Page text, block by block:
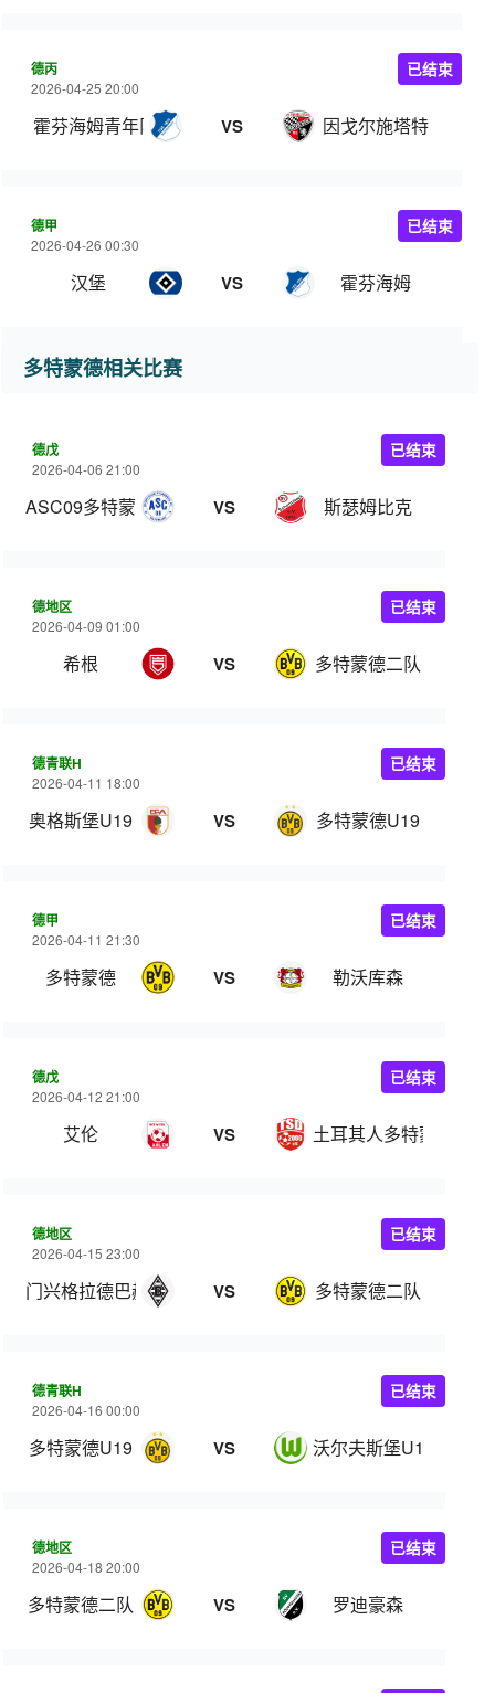
德丙
2026-04-25 20:00
霍芬海姆青年队 VS 因戈尔施塔特
已结束
德甲
2026-04-26 00:30
汉堡 VS 霍芬海姆
已结束
多特蒙德相关比赛
德戊
2026-04-06 21:00
ASC09多特蒙德 VS 斯瑟姆比克
已结束
德地区
2026-04-09 01:00
希根 VS 多特蒙德二队
已结束
德青联H
2026-04-11 18:00
奥格斯堡U19 VS 多特蒙德U19
已结束
德甲
2026-04-11 21:30
多特蒙德 VS 勒沃库森
已结束
德戊
2026-04-12 21:00
艾伦 VS 土耳其人多特蒙德
已结束
德地区
2026-04-15 23:00
门兴格拉德巴赫二队 VS 多特蒙德二队
已结束
德青联H
2026-04-16 00:00
多特蒙德U19 VS 沃尔夫斯堡U19
已结束
德地区
2026-04-18 20:00
多特蒙德二队 VS 罗迪豪森
已结束